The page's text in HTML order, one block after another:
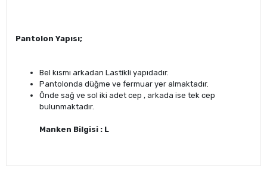
Pantolon Yapısı;
Bel kısmı arkadan Lastikli yapıdadır.
Pantolonda düğme ve fermuar yer almaktadır.
Önde sağ ve sol iki adet cep , arkada ise tek cep
bulunmaktadır.
Manken Bilgisi : L